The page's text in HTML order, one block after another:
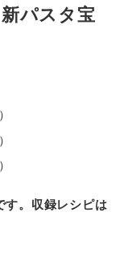
パスタ宝
す。収録レシピは